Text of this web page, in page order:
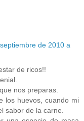
de 2010 a
de ricos!!
nos preparas.
los huevos, cuando mi
sabor de la carne.